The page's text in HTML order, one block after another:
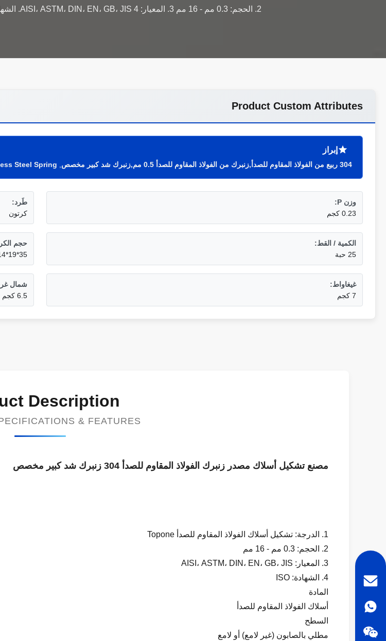
Product Custom Attributes
إبراز
304 ربيع من الفولاذ المقاوم للصدأ,زنبرك من الفولاذ المقاوم للصدأ 0.5 مم,زنبرك شد كبير مخصص Steel Spring
وزن P:
0.23 كجم
طَرد:
كرتون
الكمية / القط:
25 حبة
حجم
35*19*14 سم
غيغاواط:
7 كجم
شمال
6.5 كجم
Description
& FEATURES
مصنع تشكيل أسلاك مصدر زنبرك الفولاذ المقاوم للصدأ 304 زنبرك شد كبير مخصص
1. الدرجة: تشكيل أسلاك الفولاذ المقاوم للصدأ Topone
2. الحجم: 0.3 مم - 16 مم
3. المعيار: AISI، ASTM، DIN، EN، GB، JIS
4. الشهادة: ISO
المادة
أسلاك الفولاذ المقاوم للصدأ
السطح
مطلي بالصابون (غير لامع) أو لامع